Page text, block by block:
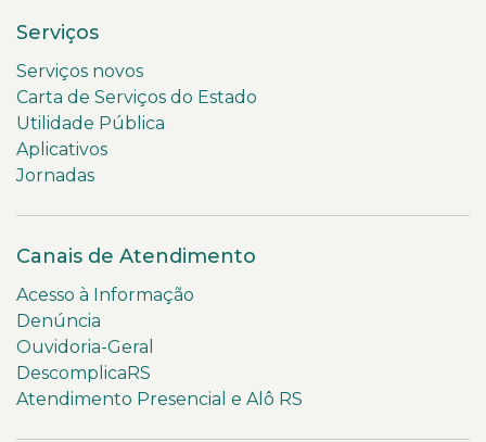
Serviços
Serviços novos
Carta de Serviços do Estado
Utilidade Pública
Aplicativos
Jornadas
Canais de Atendimento
Acesso à Informação
Denúncia
Ouvidoria-Geral
DescomplicaRS
Atendimento Presencial e Alô RS